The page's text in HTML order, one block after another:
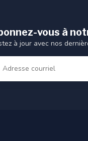
vous à
à jour avec nos